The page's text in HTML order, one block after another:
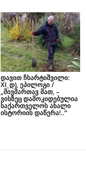
დავით ჩხარტიშვილი:
XI_დ), ეპილოგი /
„მივმართავ მათ, –
ვისზეც დამოკიდებულია
საქართველოს ახალი
ისტორიის დაწერა!..“